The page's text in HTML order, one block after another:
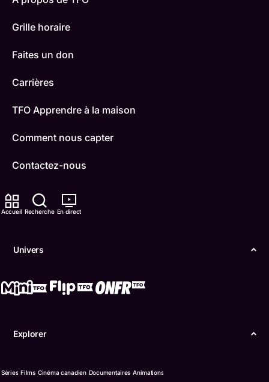
Accueil Recherche En direct
Univers
Explorer
Séries Films Cinéma canadien Documentaires Animations
Grille horaire
Faites un don
Carrières
TFO Apprendre à la maison
Comment nous capter
Contactez-nous
ONFR
Boukili
Confidentialité
langue française de l’Ontario (TFO) - 2026